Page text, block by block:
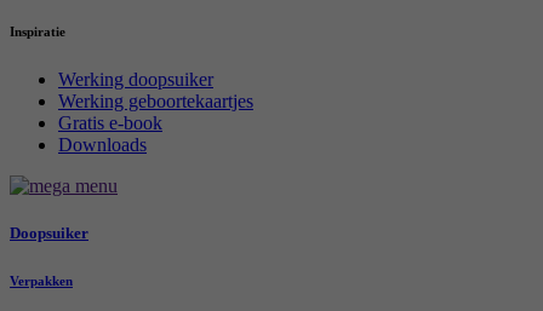
Inspiratie
Werking doopsuiker
Werking geboortekaartjes
Gratis e-book
Downloads
Doopsuiker
Verpakken